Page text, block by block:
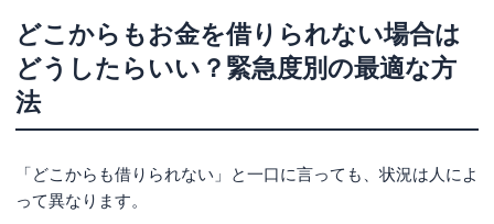
大手消費者金融なら最短即日で手軽にお金を借りられる
どこからも借りられないけど２週間ほど猶予があ
勤務先で利用できる従業員貸付制度や給料前払い
どこからもお金を借りられない場合は
どうしたらいい？緊急度別の最適な方
法
「どこからも借りられない」と一口に言っても、状況は人によ
って異なります。